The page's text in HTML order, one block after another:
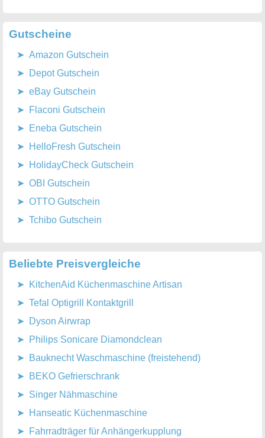
Gutscheine
Amazon Gutschein
Depot Gutschein
eBay Gutschein
Flaconi Gutschein
Eneba Gutschein
HelloFresh Gutschein
HolidayCheck Gutschein
OBI Gutschein
OTTO Gutschein
Tchibo Gutschein
Beliebte Preisvergleiche
KitchenAid Küchenmaschine Artisan
Tefal Optigrill Kontaktgrill
Dyson Airwrap
Philips Sonicare Diamondclean
Bauknecht Waschmaschine (freistehend)
BEKO Gefrierschrank
Singer Nähmaschine
Hanseatic Küchenmaschine
Fahrradträger für Anhängerkupplung